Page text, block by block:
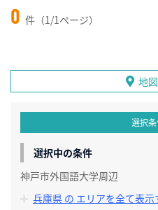
0 件（1/1ページ）
地
選択
選択中の条件
神戸市外国語大学周辺
兵庫県 の エリアを全て表示